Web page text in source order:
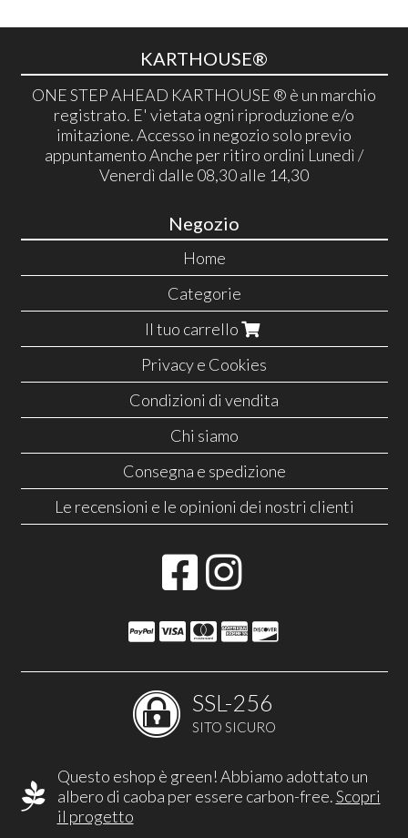
KARTHOUSE®
ONE STEP AHEAD KARTHOUSE ® è un marchio
registrato. E' vietata ogni riproduzione e/o
imitazione. Accesso in negozio solo previo
appuntamento Anche per ritiro ordini Lunedì /
Venerdì dalle 08,30 alle 14,30
Negozio
Home
Categorie
Il tuo carrello
Privacy e Cookies
Condizioni di vendita
Chi siamo
Consegna e spedizione
Le recensioni e le opinioni dei nostri clienti
SSL-256
SITO SICURO
Questo eshop è green! Abbiamo adottato un
albero di caoba per essere carbon-free.Scopri
il progetto